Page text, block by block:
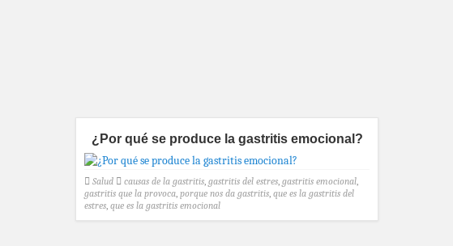
¿Por qué se produce la gastritis emocional?
Salud causas de la gastritis, gastritis del estres, gastritis emocional,
gastritis que la provoca, porque nos da gastritis, que es la gastritis del
estres, que es la gastritis emocional